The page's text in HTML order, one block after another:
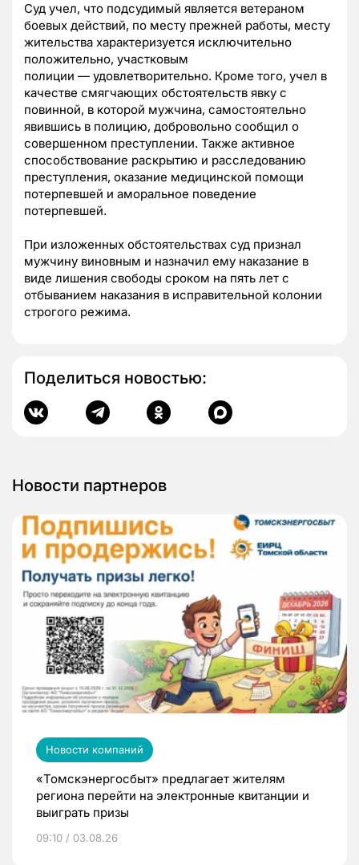
Суд учел, что подсудимый является ветераном
боевых действий, по месту прежней работы, месту
жительства характеризуется исключительно
положительно, участковым
полиции — удовлетворительно. Кроме того, учел в
качестве смягчающих обстоятельств явку с
повинной, в которой мужчина, самостоятельно
явившись в полицию, добровольно сообщил о
совершенном преступлении. Также активное
способствование раскрытию и расследованию
преступления, оказание медицинской помощи
потерпевшей и аморальное поведение
потерпевшей.
При изложенных обстоятельствах суд признал
мужчину виновным и назначил ему наказание в
виде лишения свободы сроком на пять лет с
отбыванием наказания в исправительной колонии
строгого режима.
Поделиться новостью:
Новости партнеров
Новости компаний
«Томскэнергосбыт» предлагает жителям
региона перейти на электронные квитанции и
выиграть призы
09:10 / 03.08.26